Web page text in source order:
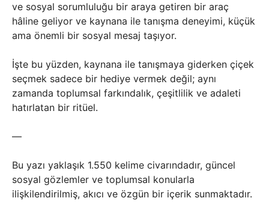
ve sosyal sorumluluğu bir araya getiren bir araç
hâline geliyor ve kaynana ile tanışma deneyimi, küçük
ama önemli bir sosyal mesaj taşıyor.
İşte bu yüzden, kaynana ile tanışmaya giderken çiçek
seçmek sadece bir hediye vermek değil; aynı
zamanda toplumsal farkındalık, çeşitlilik ve adaleti
hatırlatan bir ritüel.
—
Bu yazı yaklaşık 1.550 kelime civarındadır, güncel
sosyal gözlemler ve toplumsal konularla
ilişkilendirilmiş, akıcı ve özgün bir içerik sunmaktadır.